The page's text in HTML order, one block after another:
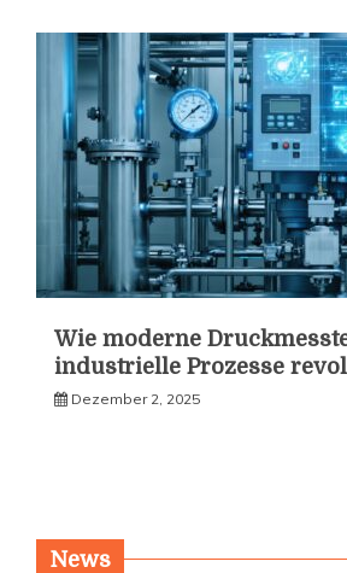
Wie moderne
industrielle Prozesse
Dezember 2, 2025
News